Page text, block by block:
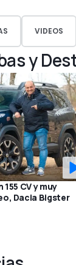
VIDEOS
y
CV y muy
Dacia Bigster